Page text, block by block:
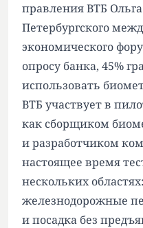
правления ВТБ
Петербургского
экономического
опросу банка, 45%
использовать
ВТБ участвует в
как сборщиком
и разработчиком
настоящее время
нескольких
железнодорожные
и посадка без